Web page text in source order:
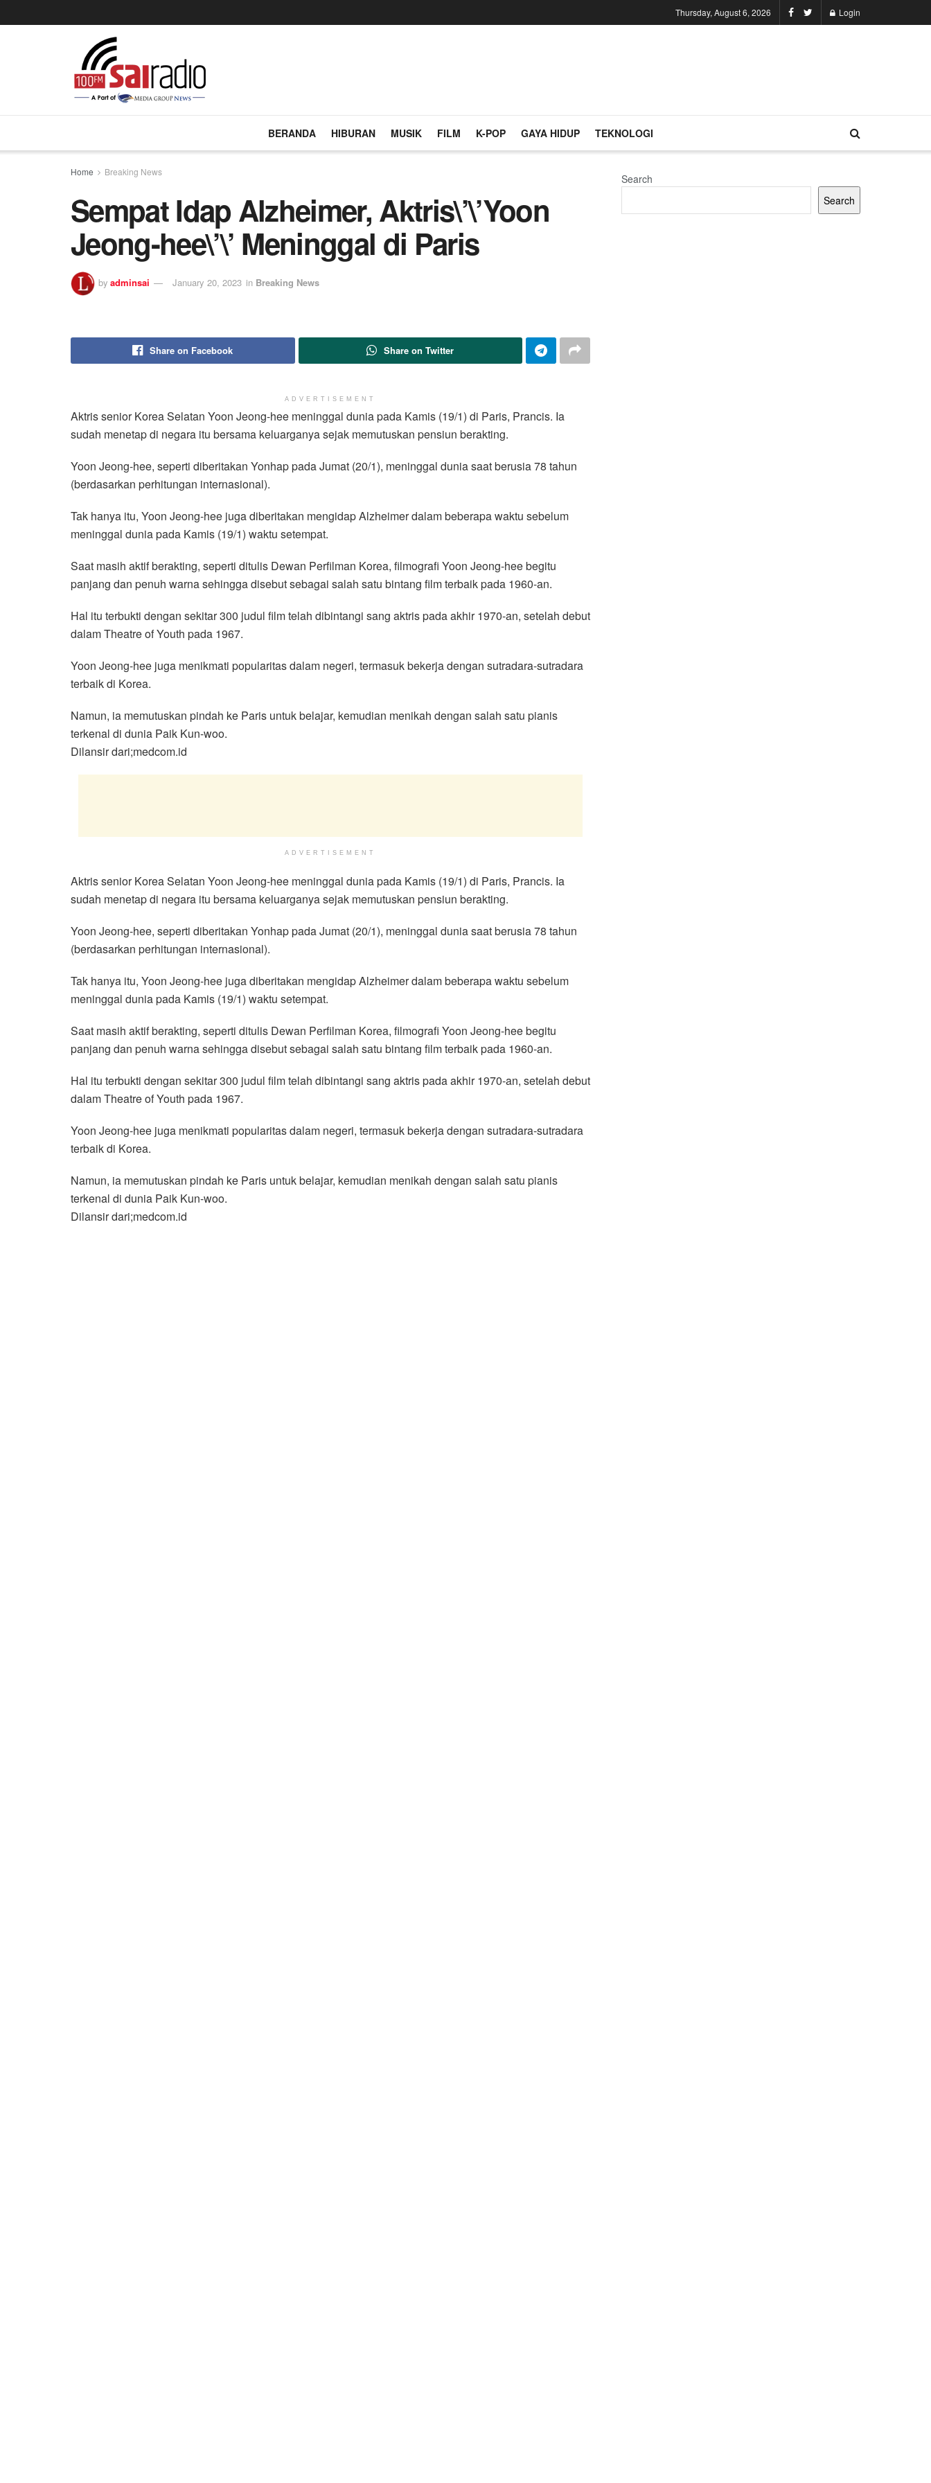
Thursday, August 6, 2026 Login
BERANDA HIBURAN MUSIK FILM K-POP GAYA HIDUP TEKNOLOGI
Home Breaking News
Sempat Idap Alzheimer, Aktris\’\’Yoon
Jeong-hee\’\’ Meninggal di Paris
by adminsai January 20, 2023 in Breaking News
Share on Facebook Share on Twitter
ADVERTISEMENT
Aktris senior Korea Selatan Yoon Jeong-hee meninggal dunia pada Kamis (19/1) di Paris, Prancis. Ia
sudah menetap di negara itu bersama keluarganya sejak memutuskan pensiun berakting.
Yoon Jeong-hee, seperti diberitakan Yonhap pada Jumat (20/1), meninggal dunia saat berusia 78 tahun
(berdasarkan perhitungan internasional).
Tak hanya itu, Yoon Jeong-hee juga diberitakan mengidap Alzheimer dalam beberapa waktu sebelum
meninggal dunia pada Kamis (19/1) waktu setempat.
Saat masih aktif berakting, seperti ditulis Dewan Perfilman Korea, filmografi Yoon Jeong-hee begitu
panjang dan penuh warna sehingga disebut sebagai salah satu bintang film terbaik pada 1960-an.
Hal itu terbukti dengan sekitar 300 judul film telah dibintangi sang aktris pada akhir 1970-an, setelah debut
dalam Theatre of Youth pada 1967.
Yoon Jeong-hee juga menikmati popularitas dalam negeri, termasuk bekerja dengan sutradara-sutradara
terbaik di Korea.
Namun, ia memutuskan pindah ke Paris untuk belajar, kemudian menikah dengan salah satu pianis
terkenal di dunia Paik Kun-woo.
Dilansir dari;medcom.id
ADVERTISEMENT
Aktris senior Korea Selatan Yoon Jeong-hee meninggal dunia pada Kamis (19/1) di Paris, Prancis. Ia
sudah menetap di negara itu bersama keluarganya sejak memutuskan pensiun berakting.
Yoon Jeong-hee, seperti diberitakan Yonhap pada Jumat (20/1), meninggal dunia saat berusia 78 tahun
(berdasarkan perhitungan internasional).
Tak hanya itu, Yoon Jeong-hee juga diberitakan mengidap Alzheimer dalam beberapa waktu sebelum
meninggal dunia pada Kamis (19/1) waktu setempat.
Saat masih aktif berakting, seperti ditulis Dewan Perfilman Korea, filmografi Yoon Jeong-hee begitu
panjang dan penuh warna sehingga disebut sebagai salah satu bintang film terbaik pada 1960-an.
Hal itu terbukti dengan sekitar 300 judul film telah dibintangi sang aktris pada akhir 1970-an, setelah debut
dalam Theatre of Youth pada 1967.
Yoon Jeong-hee juga menikmati popularitas dalam negeri, termasuk bekerja dengan sutradara-sutradara
terbaik di Korea.
Namun, ia memutuskan pindah ke Paris untuk belajar, kemudian menikah dengan salah satu pianis
terkenal di dunia Paik Kun-woo.
Dilansir dari;medcom.id
Search
Search